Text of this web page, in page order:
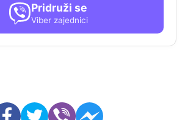
Pridruži se
Viber zajednici